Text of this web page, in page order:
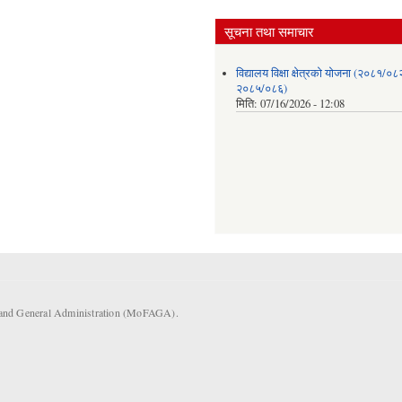
सूचना तथा समाचार
विद्यालय विक्षा क्षेत्रको योजना (२०८१/
२०८५/०८६)
मिति: 07/16/2026 - 12:08
General Administration (MoFAGA).